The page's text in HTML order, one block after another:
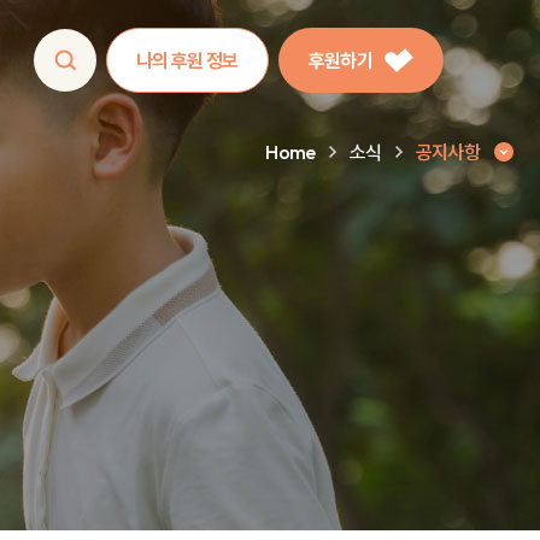
나의 후원 정보 후원하기
Home 소식 공지사항